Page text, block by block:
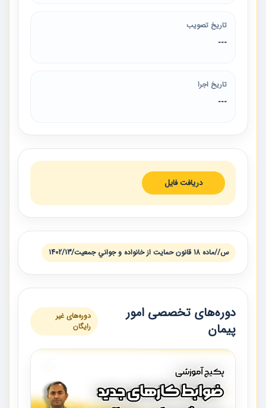
تاریخ تصویب
---
تاریخ اجرا
---
دریافت فایل
س//ماده 18 قانون حمايت از خانواده و جواني جمعيت/1402/13
دوره‌های تخصصی امور
پیمان
دوره‌های غیر
رایگان